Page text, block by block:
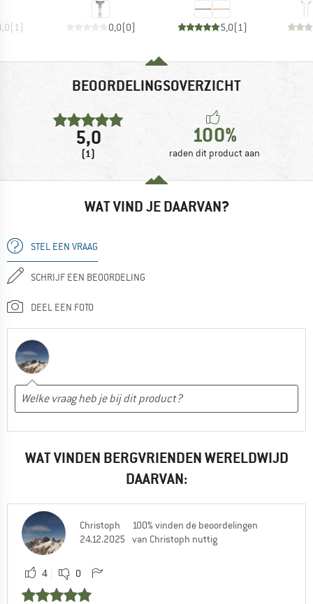
(1 ) 0,0(0) 5,0(1 )
BEOORDELINGSOVERZICHT
5,0
(1)
100%
raden dit product aan
WAT VIND JE DAARVAN?
STEL EEN VRAAG
SCHRIJF EEN BEOORDELING
DEEL EEN FOTO
WAT VINDEN BERGVRIENDEN WERELDWIJD
DAARVAN:
Christoph
24.12.2025
100% vinden de beoordelingen
van Christoph nuttig
4 0